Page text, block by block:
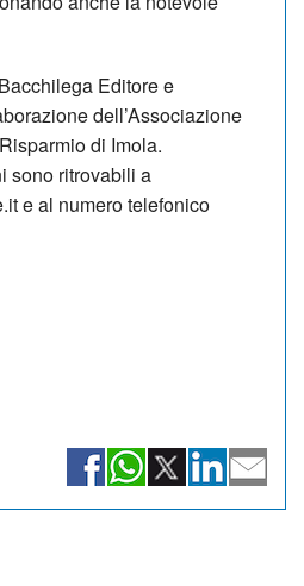
Editore e
dell’Associazione
di Imola.
sono ritrovabili a
e al numero telefonico